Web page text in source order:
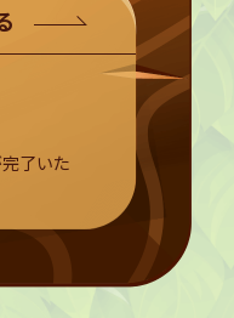
了いた